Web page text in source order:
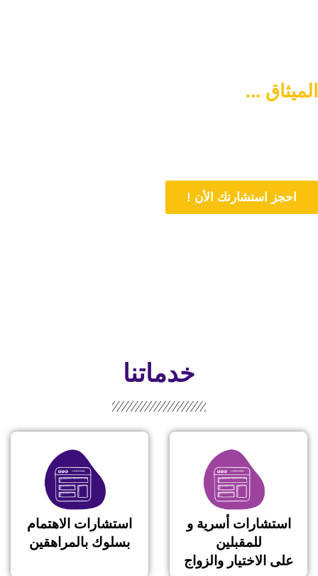
الميثاق ...
احجز استشارتك الأن !
خدماتنا
استشارات أسرية و
للمقبلين
على الاختيار والزواج
استشارات الاهتمام
بسلوك بالمراهقين